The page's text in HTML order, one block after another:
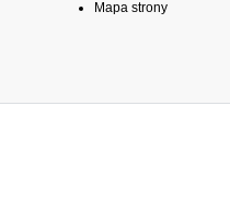
Mapa strony